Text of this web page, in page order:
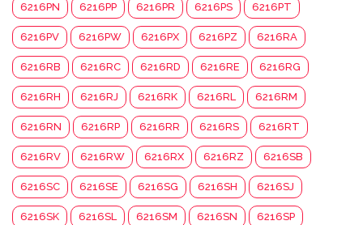
6216PN 6216PP 6216PR 6216PS 6216PT
6216PV 6216PW 6216PX 6216PZ 6216RA
6216RB 6216RC 6216RD 6216RE 6216RG
6216RH 6216RJ 6216RK 6216RL 6216RM
6216RN 6216RP 6216RR 6216RS 6216RT
6216RV 6216RW 6216RX 6216RZ 6216SB
6216SC 6216SE 6216SG 6216SH 6216SJ
6216SK 6216SL 6216SM 6216SN 6216SP